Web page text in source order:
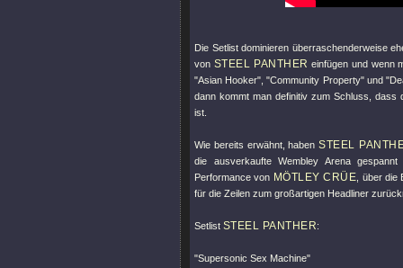
Die Setlist dominieren überraschenderweise
von STEEL PANTHER einfügen und wenn
"Asian Hooker" ,"Community Property"und
dann kommt man definitiv zum Schluss, dass
ist.
Wie bereits erwähnt, habenSTEEL
die ausverkaufte Wembley Arena
Performance von MÖTLEY CRÜE , über
für die Zeilen zum großartigen Headliner
Setlist STEEL PANTHER:
"Supersonic Sex Machine"